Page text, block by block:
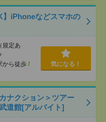
】iPhoneなどスマホの
定あ
から徒歩 /
気になる！
ナクション＞ツアー
道館[アルバイト]